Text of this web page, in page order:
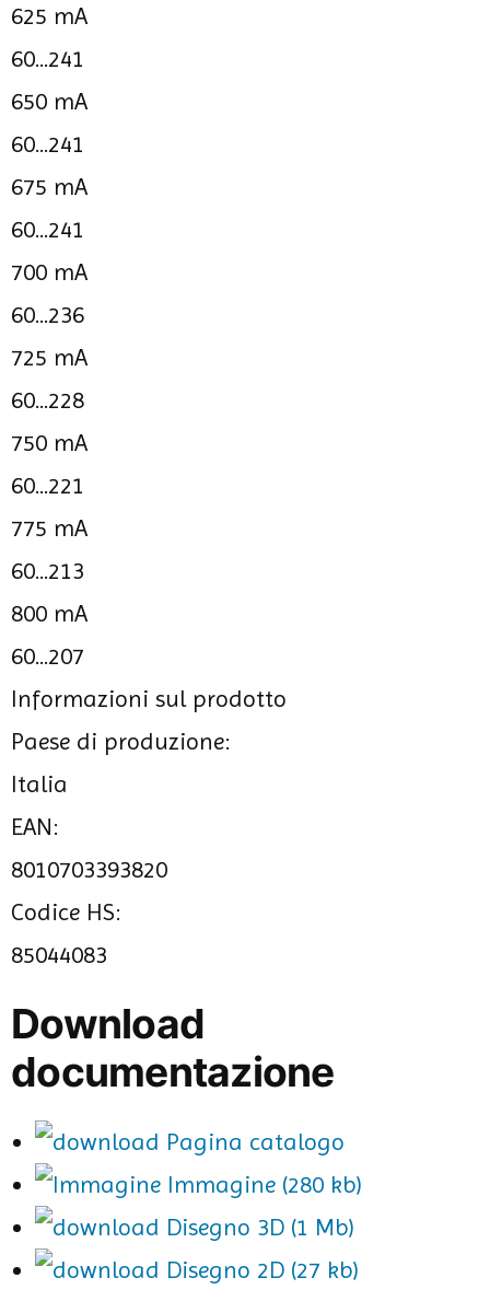
625 mA
60...241
650 mA
60...241
675 mA
60...241
700 mA
60...236
725 mA
60...228
750 mA
60...221
775 mA
60...213
800 mA
60...207
Informazioni sul prodotto
Paese di produzione:
Italia
EAN:
8010703393820
Codice HS:
85044083
Download
documentazione
Pagina catalogo
Immagine (280 kb)
Disegno 3D (1 Mb)
Disegno 2D (27 kb)